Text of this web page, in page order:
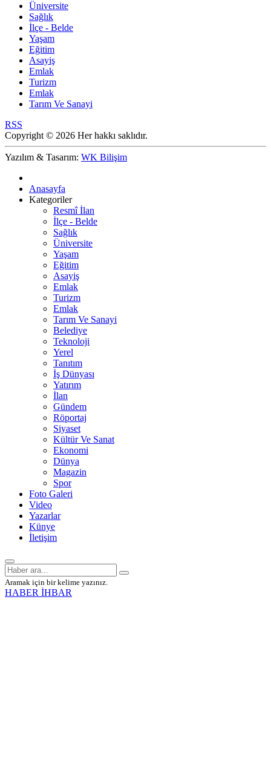
Üniversite
Sağlık
İlçe - Belde
Yaşam
Eğitim
Asayiş
Emlak
Turizm
Emlak
Tarım Ve Sanayi
RSS
Copyright © 2026 Her hakkı saklıdır.
Yazılım & Tasarım: WK Bilişim
Anasayfa
Kategoriler
Resmî İlan
İlçe - Belde
Sağlık
Üniversite
Yaşam
Eğitim
Asayiş
Emlak
Turizm
Emlak
Tarım Ve Sanayi
Belediye
Teknoloji
Yerel
Tanıtım
İş Dünyası
Yatırım
İlan
Gündem
Röportaj
Siyaset
Kültür Ve Sanat
Ekonomi
Dünya
Magazin
Spor
Foto Galeri
Video
Yazarlar
Künye
İletişim
Aramak için bir kelime yazınız.
HABER İHBAR